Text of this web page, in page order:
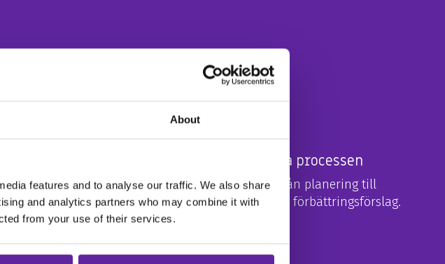
About
features and to analyse our traffic. We also share
and analytics partners who may combine it with
from your use of their services.
kan ni
de utnyttjas av
Expertstöd genom hela processen
Våra konsulter guidar er från planering till
genomgång av resultat och förbättringsförslag.